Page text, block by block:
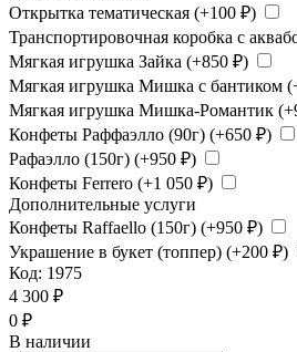
Открытка тематическая (+100 ₽)
Транспортировочная коробка с
Мягкая игрушка Зайка (+850 ₽)
Мягкая игрушка Мишка с бантиком
Мягкая игрушка Мишка-Романтик (+
Конфеты Раффаэлло (90г) (+650 ₽)
Рафаэлло (150г) (+950 ₽)
Конфеты Ferrero (+1 050 ₽)
Дополнительные услуги
Конфеты Raffaello (150г) (+950 ₽)
Украшение в букет (топпер) (+200 ₽)
Код: 1975
4 300 ₽
0 ₽
В наличии